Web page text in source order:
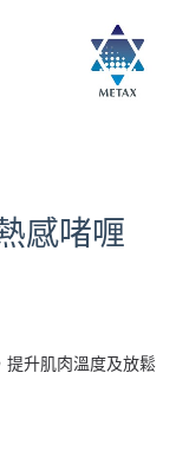
感啫喱
提升肌肉溫度及放鬆